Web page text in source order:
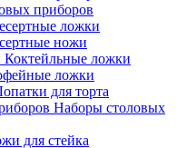
приборов
ложки
ножи
Коктейльные ложки
ложки
для торта
Наборы столовых
для стейка